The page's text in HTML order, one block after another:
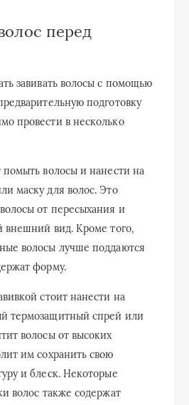
перед
завивать волосы с помощью
подготовку
провести в несколько
волосы и нанести на
маску для волос. Это
от пересыхания и
внешний вид. Кроме того,
волосы лучше поддаются
форму.
стоит нанести на
термозащитный спрей или
волосы от высоких
им сохранить свою
и блеск. Некоторые
волос также содержат